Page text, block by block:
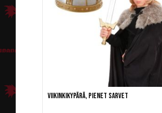
Viikinkikypärä, pienet sarvet